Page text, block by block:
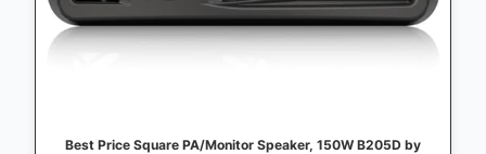
Best Price Square PA/Monitor Speaker, 150W B205D by